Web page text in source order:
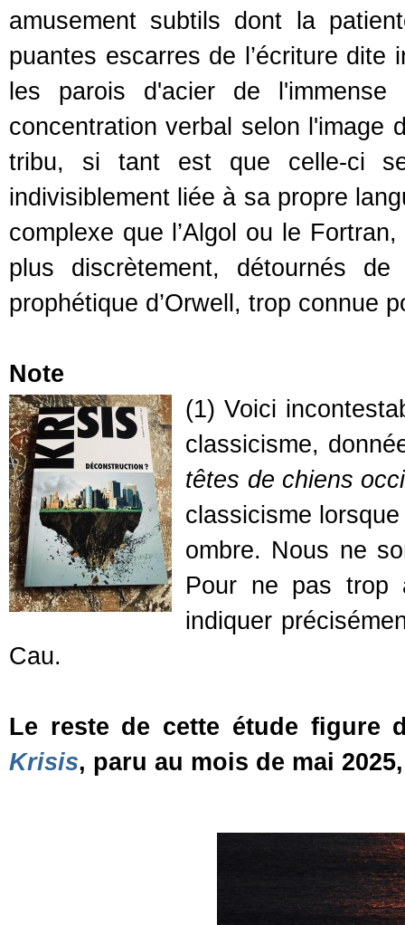
amusement subtils dont la
puantes escarres de l’écriture
les parois d'acier de
concentration verbal selon l'image
tribu, si tant est que celle-ci
indivisiblement liée à sa propre
complexe que l’Algol ou le
plus discrètement, détournés
prophétique d’Orwell, trop connue
Note
(1) Voici
classicisme,
têtes de chiens
classicisme
ombre. Nous ne
Pour ne pas trop
indiquer
Cau.
Le reste de cette étude figure
Krisis, paru au mois de mai